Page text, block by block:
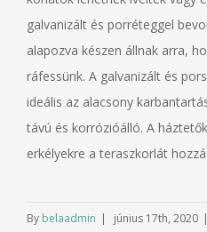
galvanizált és porréteggel
alapozva készen állnak arra,
ráfessünk. A galvanizált és
ideális az alacsony
távú és korrózióálló. A
erkélyekre a teraszkorlát
By belaadmin | június 17th, 2020 |